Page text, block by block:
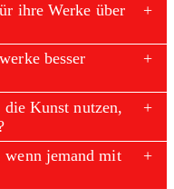
ihre Werke über
besser
Kunst nutzen,
wenn jemand mit